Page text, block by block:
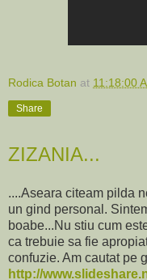
Rodica Botan at 11:18:00
Share
ZIZANIA...
....Aseara citeam pilda
un gind personal.
boabe...Nu stiu cum
ca trebuie sa fie
confuzie. Am cautat pe
http://